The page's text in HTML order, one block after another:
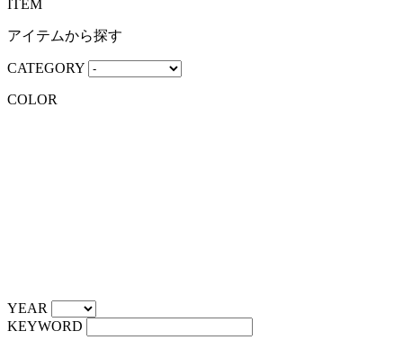
ITEM
アイテムから探す
CATEGORY
COLOR
YEAR
KEYWORD